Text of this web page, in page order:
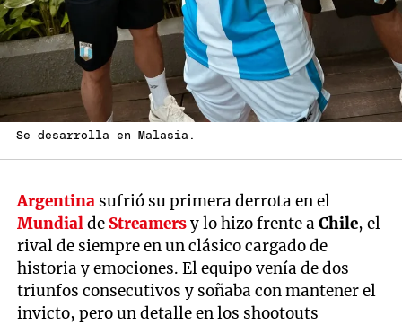
Se desarrolla en Malasia.
Argentina sufrió su primera derrota en el
Mundialde Streamersy lo hizo frente aChile, el
rival de siempre en un clásico cargado de
historia y emociones. El equipo venía de dos
triunfos consecutivos y soñaba con mantener el
invicto, pero un detalle en los shootouts